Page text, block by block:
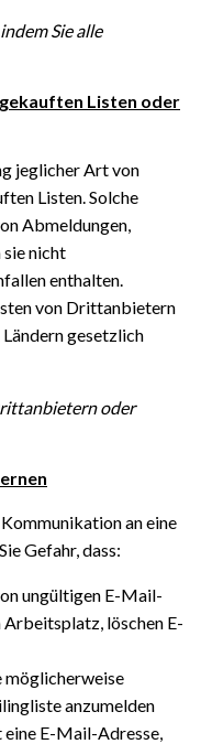
Sie alle
Listen oder
jeglicher Art von
Listen. Solche
Abmeldungen,
sie nicht
enthalten.
von Drittanbietern
gesetzlich
oder
an eine
Gefahr, dass:
ungültigen E-Mail-
Arbeitsplatz, löschen E-
möglicherweise
anzumelden
eine E-Mail-Adresse,